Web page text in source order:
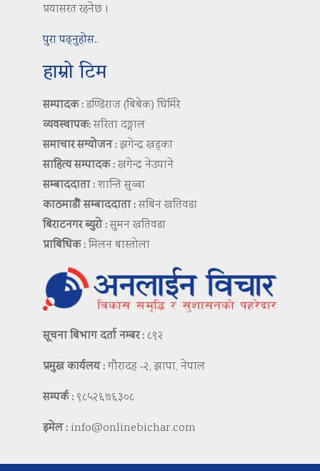
प्रयासरत रहनेछ ।
पुरा पढ्नुहोस..
हाम्रो टिम
सम्पादक :डण्डिराज (बिबेक) घिमिरे
व्यवस्थापक:सरिता दङ्गाल
समाचार सम्योजन :झगेन्द्र खड्का
साहित्य सम्पादक :खगेन्द्र नेउपाने
सम्बाददाता :शान्ति सुब्बा
काठमाडौं सम्बाददाता :सबिन खतिवडा
बिराटनगर ब्युरो :सुमन खतिवडा
प्राबिधिक :मिलन बास्तोला
सूचना बिभाग दर्ता नम्बर : ८९२
प्रमुख कार्यलय :गौरादह -२, झापा, नेपाल
सम्पर्क : ९८५२६७६३०८
इमेल : info@onlinebichar.com